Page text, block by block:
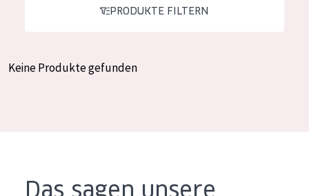
Hautregeneration
PRODUKTTYP
PRODUKTE FILTERN
Keine Produkte gefunden
Das sagen unsere